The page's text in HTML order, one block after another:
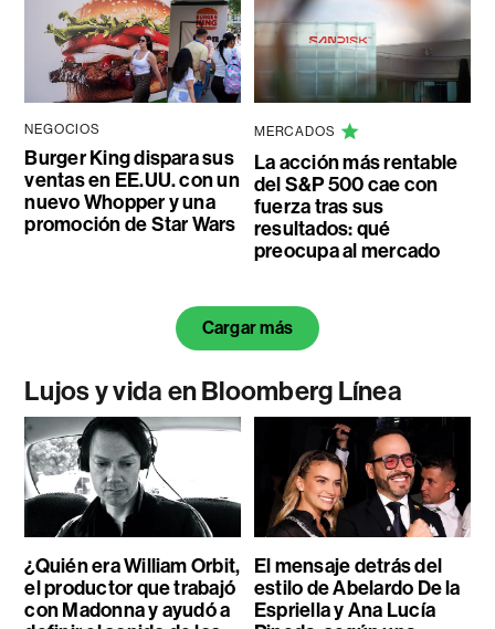
NEGOCIOS
Burger King dispara sus
ventas en EE.UU. con un
nuevo Whopper y una
promoción de Star Wars
MERCADOS
La acción más rentable
del S&P 500 cae con
fuerza tras sus
resultados: qué
preocupa al mercado
Cargar más
Lujos y vida en Bloomberg Línea
¿Quién era William Orbit,
el productor que trabajó
con Madonna y ayudó a
El mensaje detrás del
estilo de Abelardo De la
Espriella y Ana Lucía